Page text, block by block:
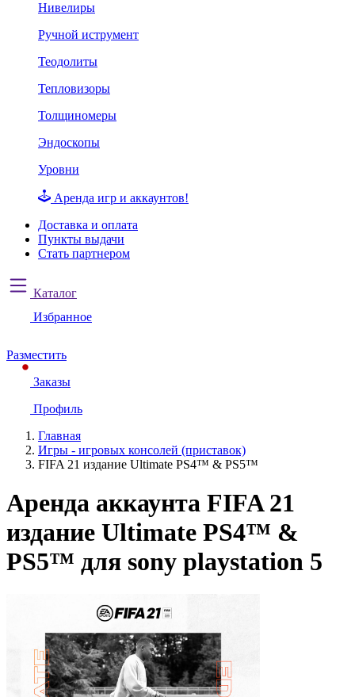
Нивелиры
Ручной иструмент
Теодолиты
Тепловизоры
Толщиномеры
Эндоскопы
Уровни
Аренда игр и аккаунтов!
Доставка и оплата
Пункты выдачи
Стать партнером
Каталог
Избранное
Разместить
Заказы
Профиль
Главная
Игры - игровых консолей (приставок)
FIFA 21 издание Ultimate PS4™ & PS5™
Аренда аккаунта FIFA 21
издание Ultimate PS4™ &
PS5™ для sony playstation 5